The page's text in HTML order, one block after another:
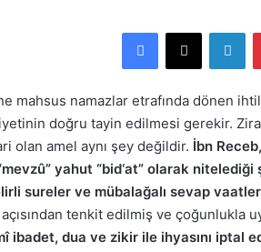
Facebook
X
mahsus namazlar etrafında dönen
doğru tayin edilmesi gerekir.
olan amel aynı şey değildir. İbn
yahut “bid‘at” olarak
sureler ve mübalağalı sevap
tenkit edilmiş ve çoğunlukla
ibadet, dua ve zikir ile ihyasını iptal